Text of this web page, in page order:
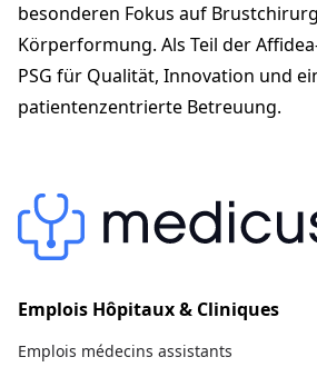
besonderen Fokus auf
Körperformung. Als Teil der
PSG für Qualität, Innovation und
patientenzentrierte Betreuung.
Emplois Hôpitaux & Cliniques
Emplois médecins assistants